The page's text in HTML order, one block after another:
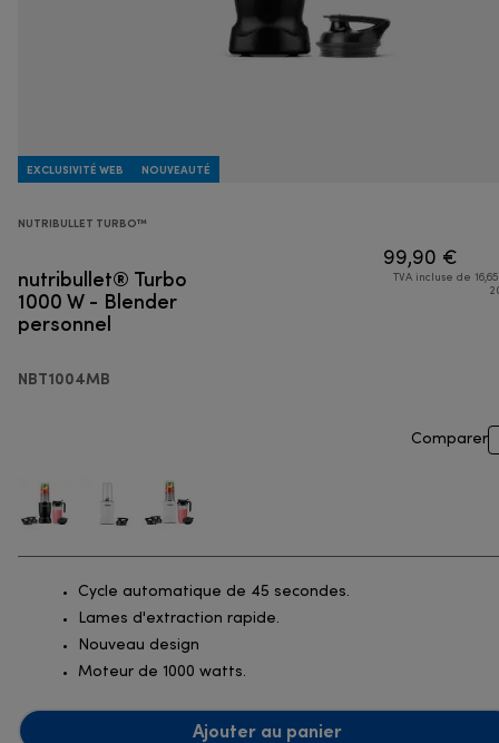
EXCLUSIVITÉ WEB NOUVEAUTÉ
NUTRIBULLET TURBO™
nutribullet® Turbo
1000 W - Blender
personnel
NBT1004MB
99,90 €
TVA incluse de
Comparer
Cycle automatique de 45 secondes.
Lames d'extraction rapide.
Nouveau design
Moteur de 1000 watts.
Ajouter au panier